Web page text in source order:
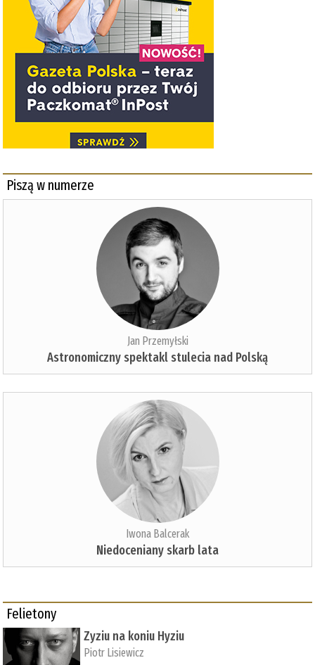
Piszą w numerze
Jan Przemyłski
Astronomiczny spektakl stulecia nad Polską
Iwona Balcerak
Niedoceniany skarb lata
Felietony
Zyziu na koniu Hyziu
Piotr Lisiewicz